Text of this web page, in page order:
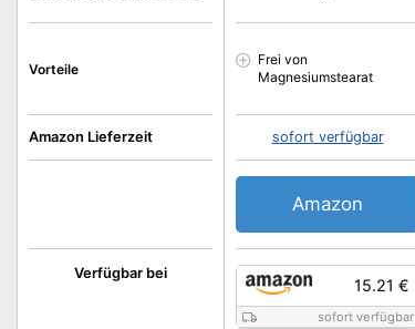
Verfügbar bei
Vorteile
Amazon Lieferzeit
15.21 €
sofort verfügbar
Frei von
Magnesiumstearat
sofort verfügbar
Amazon